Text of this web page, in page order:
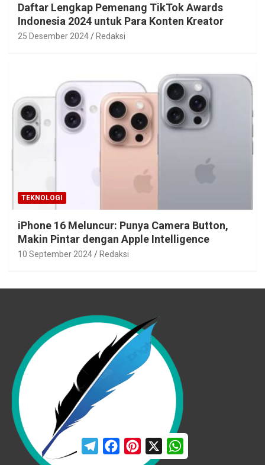
Daftar Lengkap Pemenang TikTok Awards
Indonesia 2024 untuk Para Konten Kreator
25 Desember 2024 Redaksi
TEKNOLOGI
iPhone 16 Meluncur: Punya Camera Button,
Makin Pintar dengan Apple Intelligence
10 September 2024 Redaksi
T
P
n
X
a